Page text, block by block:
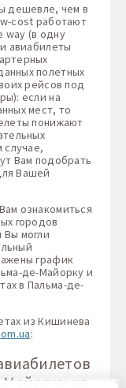
дешевле, чем в
cost работают
way (в одну
авиабилеты
полетных
рейсов под
если на
мест, то
понижают
случае,
Вам подобрать
Вашей
ознакомиться
городов
могли
график
де-Майорку и
в Пальма-де-
из Кишинева
:
на